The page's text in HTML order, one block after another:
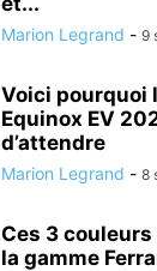
Marion Legrand - 9
Voici pourquoi
Equinox EV
d’attendre
Marion Legrand - 8
Ces 3
la gamme